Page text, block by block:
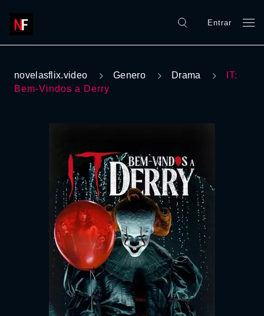
Entrar
novelasflix.video Genero Drama
IT:
Bem-Vindos a Derry